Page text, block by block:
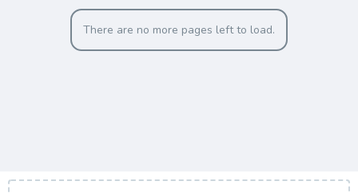
There are no more pages left to load.